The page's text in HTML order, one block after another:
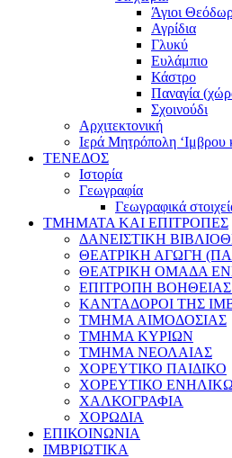
Άγιοι
Αγρίδια
Γλυκύ
Ευλάμπιο
Κάστρο
Παναγία
Σχοινούδι
Αρχιτεκτονική
Ιερά Μητρόπολη ‘Ιμβρου
ΤΕΝΕΔΟΣ
Ιστορία
Γεωγραφία
Γεωγραφικά
ΤΜΗΜΑΤΑ ΚΑΙ ΕΠΙΤΡΟΠΕΣ
ΔΑΝΕΙΣΤΙΚΗ
ΘΕΑΤΡΙΚΗ ΑΓΩΓΗ
ΘΕΑΤΡΙΚΗ ΟΜΑΔΑ
ΕΠΙΤΡΟΠΗ
ΚΑΝΤΑΔΟΡΟΙ ΤΗΣ
ΤΜΗΜΑ ΑΙΜΟΔΟΣΙΑΣ
ΤΜΗΜΑ ΚΥΡΙΩΝ
ΤΜΗΜΑ ΝΕΟΛΑΙΑΣ
ΧΟΡΕΥΤΙΚΟ ΠΑΙΔΙΚΟ
ΧΟΡΕΥΤΙΚΟ
ΧΑΛΚΟΓΡΑΦΙΑ
ΧΟΡΩΔΙΑ
ΕΠΙΚΟΙΝΩΝΙΑ
ΙΜΒΡΙΩΤΙΚΑ